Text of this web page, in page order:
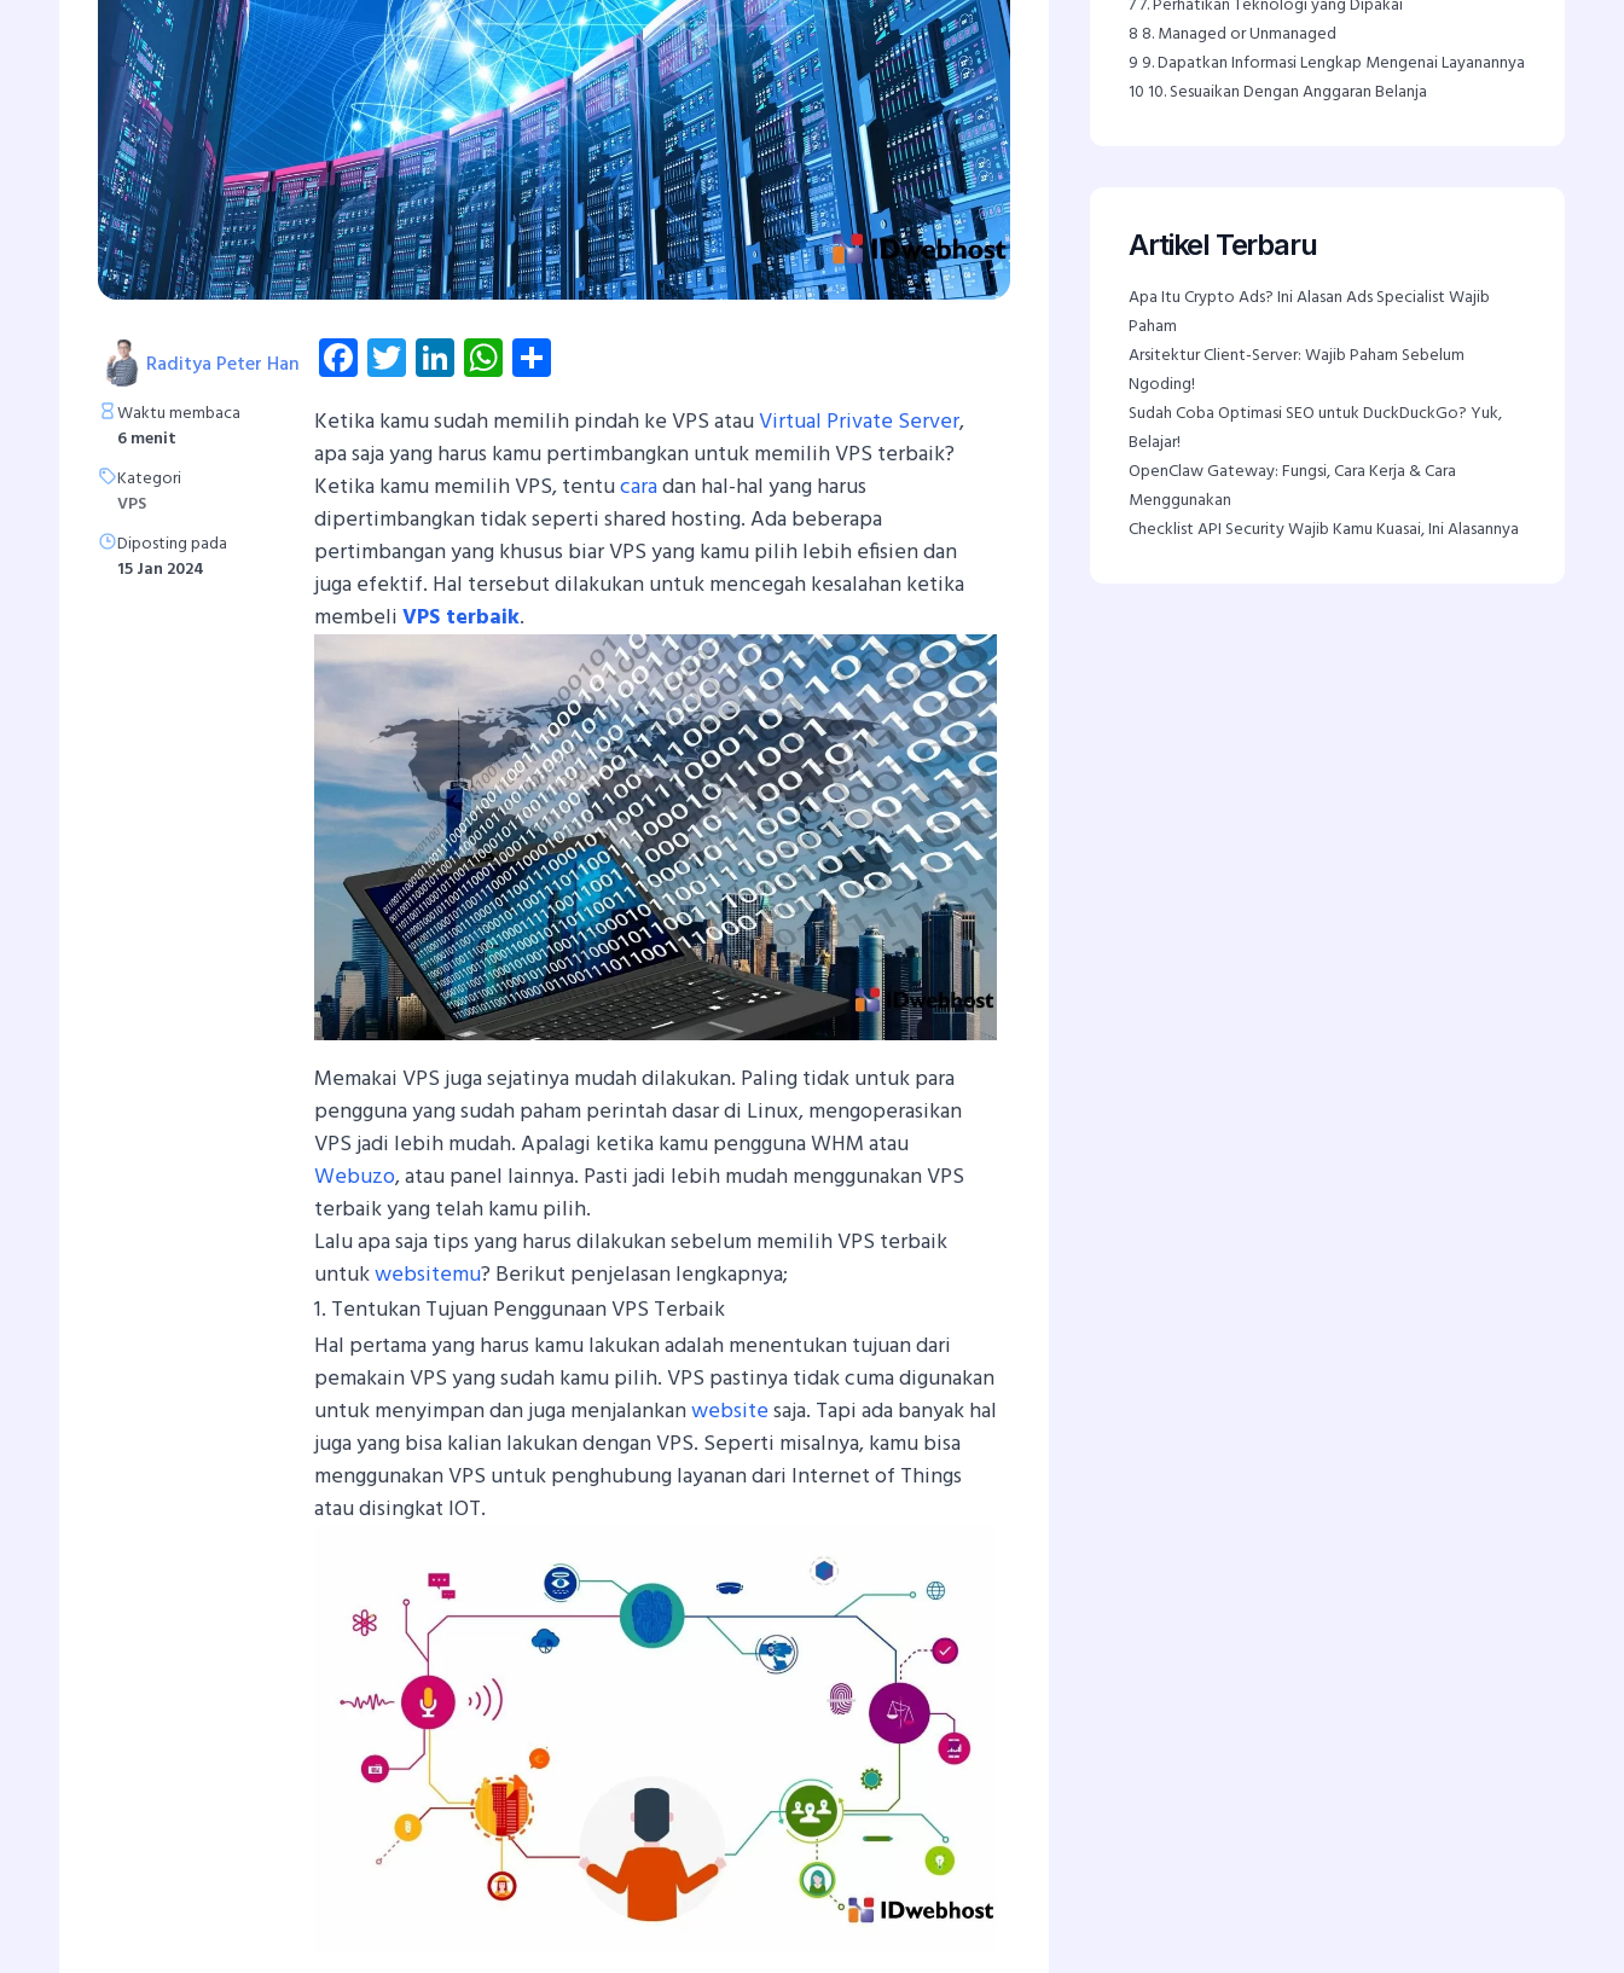
Raditya Peter Han
Waktu membaca
6 menit
Kategori
VPS
Diposting pada
15 Jan 2024
Facebook
Twitter
LinkedIn
WhatsApp
Share
Ketika kamu sudah memilih pindah ke VPS atauVirtual Private Server,
apa saja yang harus kamu pertimbangkan untuk memilih VPS terbaik?
Ketika kamu memilih VPS, tentucaradan hal-hal yang harus
dipertimbangkan tidak seperti shared hosting. Ada beberapa
pertimbangan yang khusus biar VPS yang kamu pilih lebih efisien dan
juga efektif. Hal tersebut dilakukan untuk mencegah kesalahan ketika
membeliVPS terbaik.
Memakai VPS juga sejatinya mudah dilakukan. Paling tidak untuk para
pengguna yang sudah paham perintah dasar di Linux, mengoperasikan
VPS jadi lebih mudah. Apalagi ketika kamu pengguna WHM atau
Webuzo, atau panel lainnya. Pasti jadi lebih mudah menggunakan VPS
terbaik yang telah kamu pilih.
Lalu apa saja tips yang harus dilakukan sebelum memilih VPS terbaik
untukwebsitemu? Berikut penjelasan lengkapnya;
1. Tentukan Tujuan Penggunaan VPS Terbaik
Hal pertama yang harus kamu lakukan adalah menentukan tujuan dari
pemakain VPS yang sudah kamu pilih. VPS pastinya tidak cuma digunakan
untuk menyimpan dan juga menjalankanwebsitesaja. Tapi ada banyak hal
juga yang bisa kalian lakukan dengan VPS. Seperti misalnya, kamu bisa
menggunakan VPS untuk penghubung layanan dari Internet of Things
atau disingkat IOT.
8 8. Managed or Unmanaged
9 9. Dapatkan Informasi Lengkap Mengenai Layanannya
1010. Sesuaikan Dengan Anggaran Belanja
Artikel Terbaru
Apa Itu Crypto Ads? Ini Alasan Ads Specialist Wajib
Paham
Arsitektur Client-Server: Wajib Paham Sebelum
Ngoding!
Sudah Coba Optimasi SEO untuk DuckDuckGo? Yuk,
Belajar!
OpenClaw Gateway: Fungsi, Cara Kerja & Cara
Menggunakan
Checklist API Security Wajib Kamu Kuasai, Ini Alasannya